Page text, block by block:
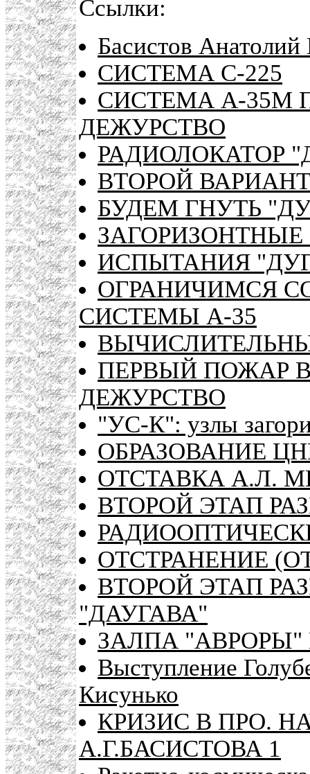
Ссылки:
Басистов
СИСТЕМА С-225
СИСТЕМА А-35М
ДЕЖУРСТВО
РАДИОЛОКАТОР
ВТОРОЙ
БУДЕМ ГНУТЬ
ИСПЫТАНИЯ
ОГРАНИЧИМСЯ
СИСТЕМЫ А-35
ПЕРВЫЙ ПОЖАР
ДЕЖУРСТВО
"УС-К": узлы
ОБРАЗОВАНИЕ
ОТСТАВКА А.Л.
ВТОРОЙ ЭТАП
ОТСТРАНЕНИЕ
ВТОРОЙ ЭТАП
"ДАУГАВА"
ЗАЛПА "АВРОРЫ"
Выступление
Кисунько
КРИЗИС В ПРО.
А.Г.БАСИСТОВА 1